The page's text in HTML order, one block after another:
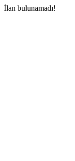
İlan bulunamadı!